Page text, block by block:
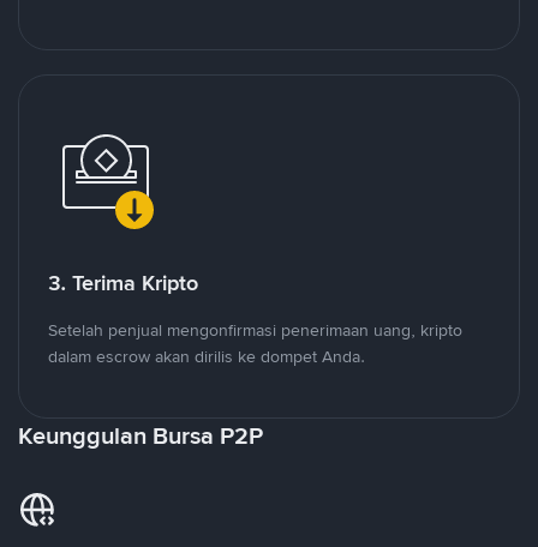
3. Terima Kripto
Setelah penjual mengonfirmasi penerimaan uang, kripto
dalam escrow akan dirilis ke dompet Anda.
Keunggulan Bursa P2P